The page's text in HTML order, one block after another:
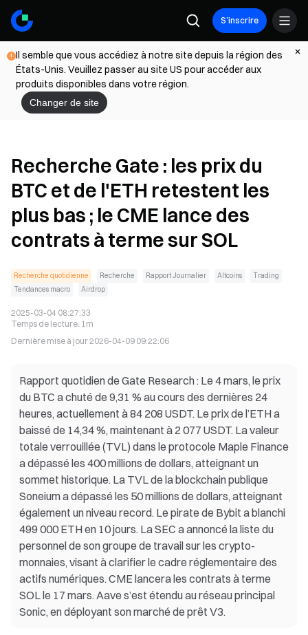
S’inscrire
Il semble que vous accédiez à notre site depuis la région des
États-Unis. Veuillez passer au site US pour accéder aux
produits disponibles dans votre région.
Changer de site
Recherche Gate : les prix du
BTC et de l'ETH retestent les
plus bas ; le CME lance des
contrats à terme sur SOL
Recherche quotidienne Recherche Rapport Journalier Altcoins
Trading
Tendances macro
Airdrop
2025-03-04 08:27:33
Temps de lecture: 1m
Dernière mise à jour2026-04-09 09:22:06
Rapport quotidien de Gate Research : Le 4 mars, le prix
du BTC a chuté de 9,31 % au cours des dernières 24
heures, actuellement à 84 208 USDT. Le prix de l’ETH a
baissé de 14,34 %, maintenant à 2 077 USDT. La valeur
totale verrouillée (TVL) dans le protocole Maple Finance
a dépassé les 400 millions de dollars, atteignant un
sommet historique. La TVL de la blockchain publique
Soneium a dépassé les 50 millions de dollars, atteignant
également un niveau record. Le pirate de Bybit a blanchi
499 000 ETH en 10 jours. La SEC a annoncé la liste du
personnel de son groupe de travail sur les crypto-
monnaies, visant à clarifier le cadre réglementaire des
actifs numériques. CME lancera les contrats à terme
SOL le 17 mars. Aave s’est étendu au réseau principal
Sonic, en déployant son marché de prêt V3.